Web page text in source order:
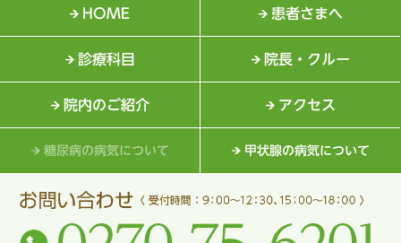
HOME 患者さまへ
診療科目 院長・クルー
院内のご紹介 アクセス
糖尿病の病気について 甲状腺の病気について